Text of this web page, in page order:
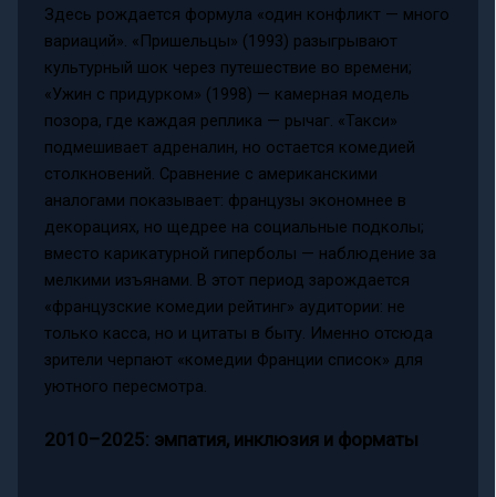
Здесь рождается формула «один конфликт — много
вариаций». «Пришельцы» (1993) разыгрывают
культурный шок через путешествие во времени;
«Ужин с придурком» (1998) — камерная модель
позора, где каждая реплика — рычаг. «Такси»
подмешивает адреналин, но остается комедией
столкновений. Сравнение с американскими
аналогами показывает: французы экономнее в
декорациях, но щедрее на социальные подколы;
вместо карикатурной гиперболы — наблюдение за
мелкими изъянами. В этот период зарождается
«французские комедии рейтинг» аудитории: не
только касса, но и цитаты в быту. Именно отсюда
зрители черпают «комедии Франции список» для
уютного пересмотра.
2010–2025: эмпатия, инклюзия и форматы